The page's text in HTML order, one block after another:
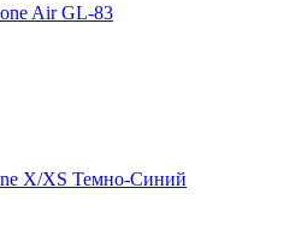
Air GL-83
X/XS Темно-Синий